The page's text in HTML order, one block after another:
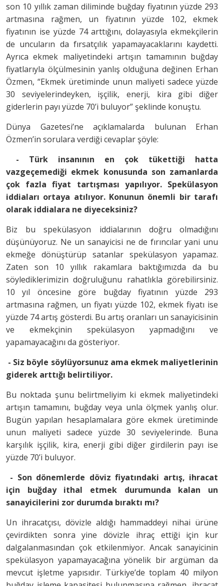
son 10 yıllık zaman diliminde buğday fiyatının yüzde 293
artmasına rağmen, un fiyatının yüzde 102, ekmek
fiyatının ise yüzde 74 arttığını, dolayasıyla ekmekçilerin
de uncuların da fırsatçılık yapamayacaklarını kaydetti.
Ayrıca ekmek maliyetindeki artışın tamamının buğday
fiyatlarıyla ölçülmesinin yanlış olduğuna değinen Erhan
Özmen, “Ekmek üretiminde unun maliyeti sadece yüzde
30 seviyelerindeyken, işçilik, enerji, kira gibi diğer
giderlerin payı yüzde 70’i buluyor” şeklinde konuştu.
Dünya Gazetesi’ne açıklamalarda bulunan Erhan
Özmen’in sorulara verdiği cevaplar şöyle:
- Türk insanının en çok tükettiği hatta
vazgeçemediği ekmek konusunda son zamanlarda
çok fazla fiyat tartışması yapılıyor. Spekülasyon
iddiaları ortaya atılıyor. Konunun önemli bir tarafı
olarak iddialara ne diyeceksiniz?
Biz bu spekülasyon iddialarının doğru olmadığını
düşünüyoruz. Ne un sanayicisi ne de fırıncılar yani unu
ekmeğe dönüştürüp satanlar spekülasyon yapamaz.
Zaten son 10 yıllık rakamlara baktığımızda da bu
söylediklerimizin doğruluğunu rahatlıkla görebilirsiniz.
10 yıl öncesine göre buğday fiyatının yüzde 293
artmasına rağmen, un fiyatı yüzde 102, ekmek fiyatı ise
yüzde 74 artış gösterdi. Bu artış oranları un sanayicisinin
ve ekmekçinin spekülasyon yapmadığını ve
yapamayacağını da gösteriyor.
- Siz böyle söylüyorsunuz ama ekmek maliyetlerinin
giderek arttığı belirtiliyor.
Bu noktada şunu belirtmeliyim ki ekmek maliyetindeki
artışın tamamını, buğday veya unla ölçmek yanlış olur.
Bugün yapılan hesaplamalara göre ekmek üretiminde
unun maliyeti sadece yüzde 30 seviyelerinde. Buna
karşılık işçilik, kira, enerji gibi diğer girdilerin payı ise
yüzde 70’i buluyor.
- Son dönemlerde döviz fiyatındaki artış, ihracat
için buğday ithal etmek durumunda kalan un
sanayicilerini zor durumda bıraktı mı?
Un ihracatçısı, dövizle aldığı hammaddeyi nihai ürüne
çevirdikten sonra yine dövizle ihraç ettiği için kur
dalgalanmasından çok etkilenmiyor. Ancak sanayicinin
spekülasyon yapamayacağına yönelik bir argüman da
mevcut işletme yapısıdır. Türkiye’de toplam 40 milyon